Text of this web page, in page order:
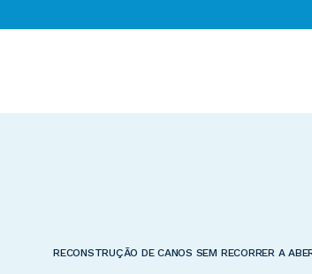
RECONSTRUÇÃO DE CANOS SEM RECORRER A